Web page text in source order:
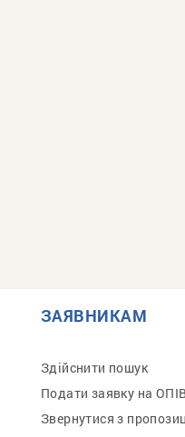
ЗАЯВНИКАМ
Здійснити пошук
Подати заявку на
Звернутися з